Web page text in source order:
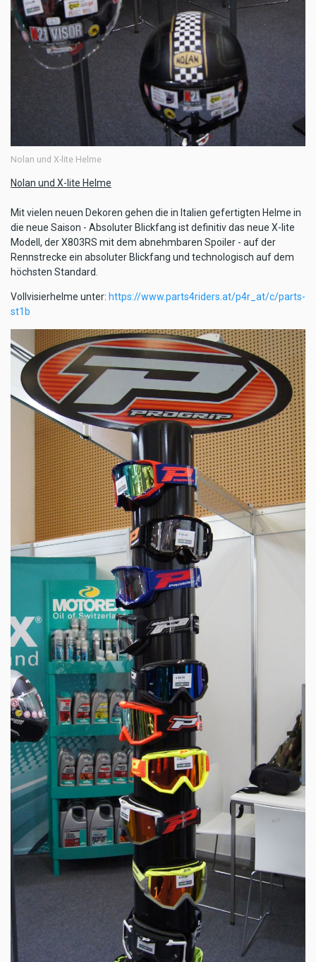
Nolan und X-lite Helme
Nolan und X-lite Helme
Mit vielen neuen Dekoren gehen die in Italien gefertigten Helme in
die neue Saison - Absoluter Blickfang ist definitiv das neue X-lite
Modell, der X803RS mit dem abnehmbaren Spoiler - auf der
Rennstrecke ein absoluter Blickfang und technologisch auf dem
höchsten Standard.
Vollvisierhelme unter: https://www.parts4riders.at/p4r_at/c/parts-
st1b